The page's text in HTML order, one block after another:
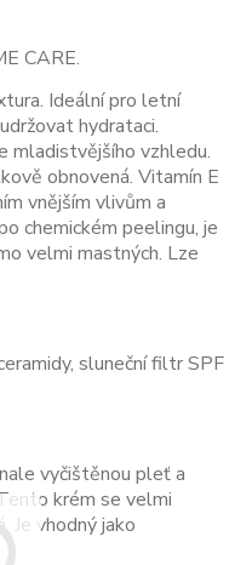
CARE.
Ideální pro letní
hydrataci.
mladistvějšího vzhledu.
obnovená. Vitamín E
vnějším vlivům a
chemickém peelingu, je
velmi mastných. Lze
sluneční filtr SPF
vyčištěnou pleť a
krém se velmi
Je vhodný jako